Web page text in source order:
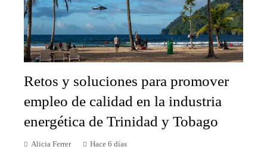
Retos y soluciones para promover
empleo de calidad en la industria
energética de Trinidad y Tobago
Alicia Ferrer Hace 6 días